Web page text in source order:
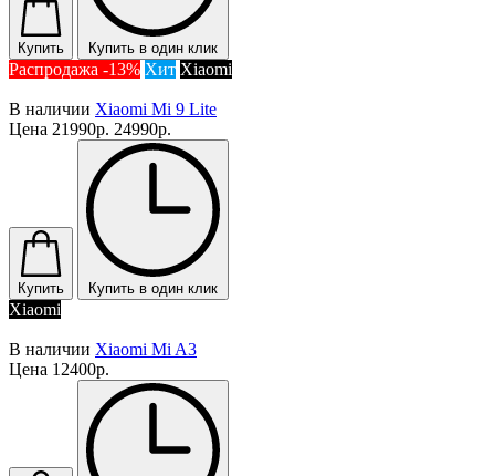
Купить Купить в один клик
Распродажа -13% Хит Xiaomi
В наличии Xiaomi Mi 9 Lite
Цена 21990р. 24990р.
Купить Купить в один клик
Xiaomi
В наличии Xiaomi Mi A3
Цена 12400р.